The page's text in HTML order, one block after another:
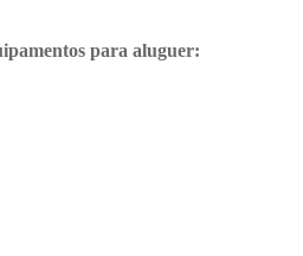
para aluguer: